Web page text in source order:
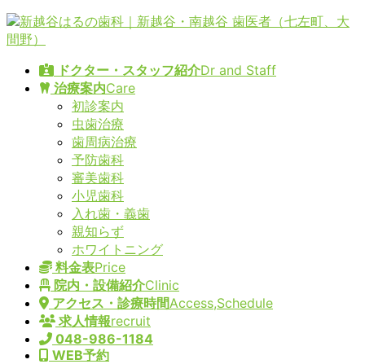
コ
ン
ナ
ビ
ドクター・スタッフ紹介Dr and Staff
治療案内Care
初診案内
虫歯治療
歯周病治療
予防歯科
審美歯科
小児歯科
入れ歯・義歯
親知らず
ホワイトニング
料金表Price
院内・設備紹介Clinic
アクセス・診療時間Access,Schedule
求人情報recruit
048-986-1184
WEB予約